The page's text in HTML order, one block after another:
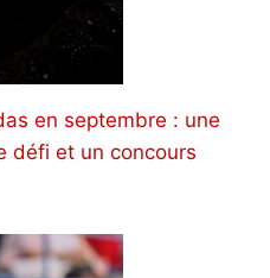
en septembre : une
défi et un concours